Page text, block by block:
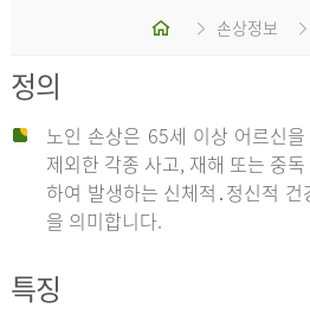
홈 손상정보
정의
노인 손상은 65세 이상 어르신
제외한 각종 사고, 재해 또는 중
하여 발생하는 신체적․정신적
을 의미합니다.
특징